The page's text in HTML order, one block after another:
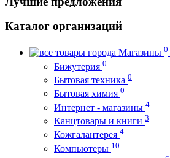
Каталог организаций
Магазины 0
Бижутерия 0
Бытовая техника 0
Бытовая химия 0
Интернет - магазины 4
Канцтовары и книги 3
Кожгалантерея 4
Компьютеры 10